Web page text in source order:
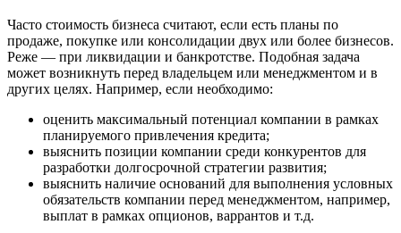
Часто стоимость бизнеса считают, если есть планы по
продаже, покупке или консолидации двух или более бизнесов.
Реже — при ликвидации и банкротстве. Подобная задача
может возникнуть перед владельцем или менеджментом и в
других целях. Например, если необходимо:
оценить максимальный потенциал компании в рамках
планируемого привлечения кредита;
выяснить позиции компании среди конкурентов для
разработки долгосрочной стратегии развития;
выяснить наличие оснований для выполнения условных
обязательств компании перед менеджментом, например,
выплат в рамках опционов, варрантов и т.д.